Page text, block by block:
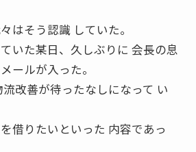
はそう認識 していた。
いた某日、久しぶりに 会長の息
ールが入った。
改善が待ったなしになって い
借りたいといった 内容であっ